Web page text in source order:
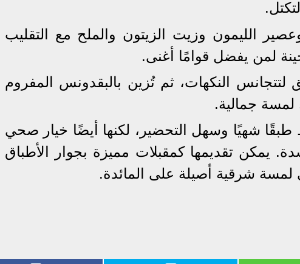
الليمون وزيت الزيتون والملح مع التقليب
لمن يفضل قوامًا أغنى.
لتتجانس النكهات، ثم تُزين بالبقدونس المفروم
جمالية.
شهيًا وسهل التحضير، لكنها أيضًا خيار صحي
يمكن تقديمها كمقبلات مميزة بجوار الأطباق
لمسة شرقية أصيلة على المائدة.